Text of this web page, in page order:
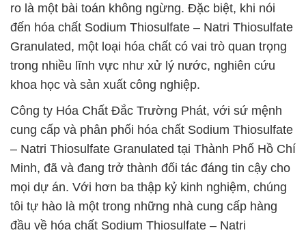
ro là một bài toán không ngừng. Đặc biệt, khi nói
đến hóa chất Sodium Thiosulfate – Natri Thiosulfate
Granulated, một loại hóa chất có vai trò quan trọng
trong nhiều lĩnh vực như xử lý nước, nghiên cứu
khoa học và sản xuất công nghiệp.
Công ty Hóa Chất Đắc Trường Phát, với sứ mệnh
cung cấp và phân phối hóa chất Sodium Thiosulfate
– Natri Thiosulfate Granulated tại Thành Phố Hồ Chí
Minh, đã và đang trở thành đối tác đáng tin cậy cho
mọi dự án. Với hơn ba thập kỷ kinh nghiệm, chúng
tôi tự hào là một trong những nhà cung cấp hàng
đầu về hóa chất Sodium Thiosulfate – Natri